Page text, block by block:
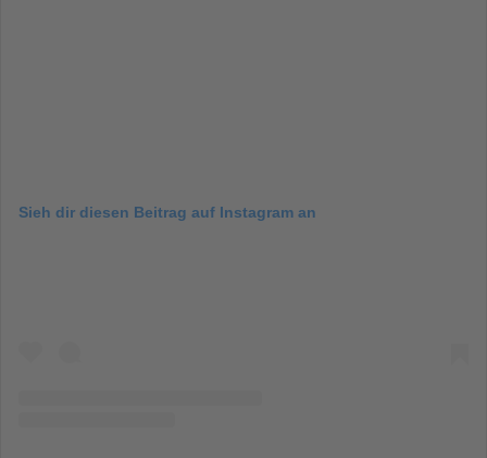
Sieh dir diesen Beitrag auf Instagram an